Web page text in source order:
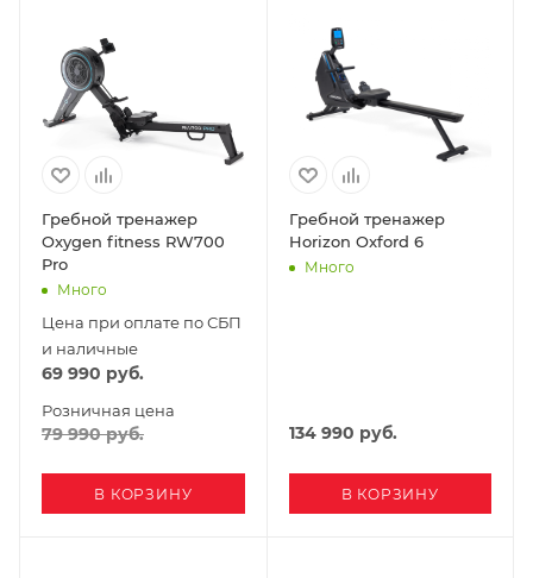
Гребной тренажер
Oxygen fitness RW700
Pro
Много
Цена при оплате по СБП
и наличные
69 990 руб.
Розничная цена
79 990руб.
В КОРЗИНУ
Гребной тренажер
Horizon Oxford 6
Много
134 990 руб.
В КОРЗИНУ